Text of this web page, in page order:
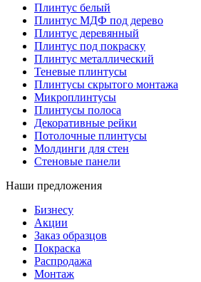
Плинтус белый
Плинтус МДФ под дерево
Плинтус деревянный
Плинтус под покраску
Плинтус металлический
Теневые плинтусы
Плинтусы скрытого монтажа
Микроплинтусы
Плинтусы полоса
Декоративные рейки
Потолочные плинтусы
Молдинги для стен
Стеновые панели
Наши предложения
Бизнесу
Акции
Заказ образцов
Покраска
Распродажа
Монтаж